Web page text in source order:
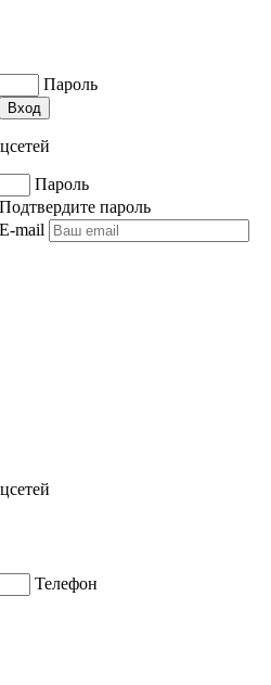
Пароль
Вход
Пароль
Подтвердите пароль
E-mail
Телефон